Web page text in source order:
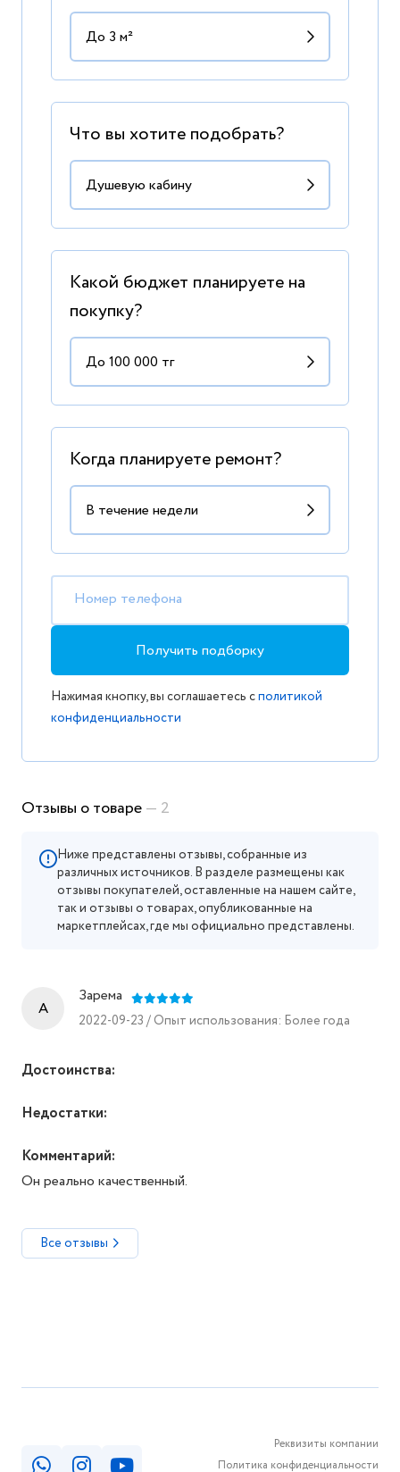
Что вы хотите подобрать?
Какой бюджет планируете на
покупку?
Когда планируете ремонт?
Номер телефона
Получить подборку
Нажимая кнопку, вы соглашаетесь сполитикой
конфиденциальности
Отзывы о товаре— 2
Ниже представлены отзывы, собранные из
различных источников. В разделе размещены как
отзывы покупателей, оставленные на нашем сайте,
так и отзывы о товарах, опубликованные на
маркетплейсах, где мы официально представлены.
A
Зарема
2022-09-23 / Опыт использования: Более года
Достоинства:
Недостатки:
Комментарий:
Он реально качественный.
Все отзывы
Реквизиты компании
Политика конфиденциальности